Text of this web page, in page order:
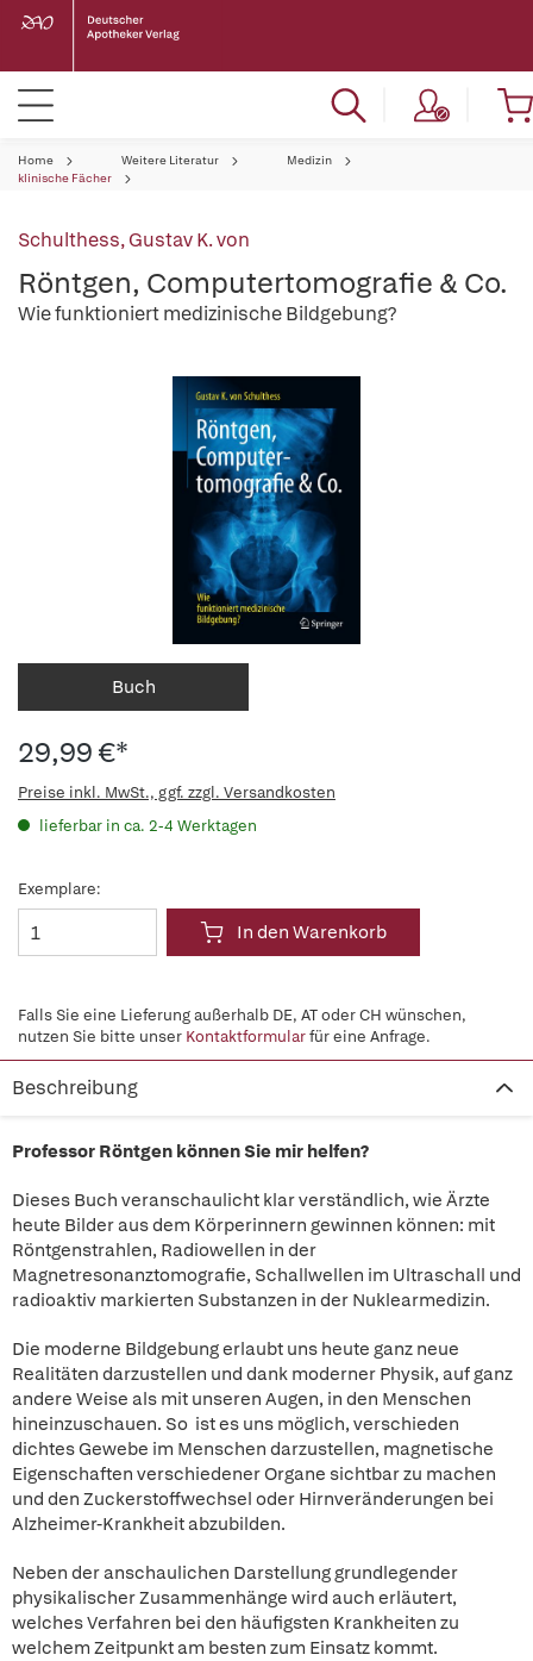
Home Weitere Literatur
Medizin
klinische Fächer
Schulthess, Gustav K. von
Röntgen, Computertomografie & Co.
Wie funktioniert medizinische Bildgebung?
Buch
29,99 €*
Preise inkl. MwSt., ggf. zzgl. Versandkosten
lieferbar in ca. 2-4 Werktagen
Exemplare:
In den Warenkorb
Falls Sie eine Lieferung außerhalb DE, AT oder CH wünschen,
nutzen Sie bitte unser Kontaktformularfür eine Anfrage.
Beschreibung
Professor Röntgen können Sie mir helfen?
Dieses Buch veranschaulicht klar verständlich, wie Ärzte
heute Bilder aus dem Körperinnern gewinnen können: mit
Röntgenstrahlen, Radiowellen in der
Magnetresonanztomografie, Schallwellen im Ultraschall und
radioaktiv markierten Substanzen in der Nuklearmedizin.
Die moderne Bildgebung erlaubt uns heute ganz neue
Realitäten darzustellen und dank moderner Physik, auf ganz
andere Weise als mit unseren Augen, in den Menschen
hineinzuschauen. So ist es uns möglich, verschieden
dichtes Gewebe im Menschen darzustellen, magnetische
Eigenschaften verschiedener Organe sichtbar zu machen
und den Zuckerstoffwechsel oder Hirnveränderungen bei
Alzheimer-Krankheit abzubilden.
Neben der anschaulichen Darstellung grundlegender
physikalischer Zusammenhänge wird auch erläutert,
welches Verfahren bei den häufigsten Krankheiten zu
welchem Zeitpunkt am besten zum Einsatz kommt.